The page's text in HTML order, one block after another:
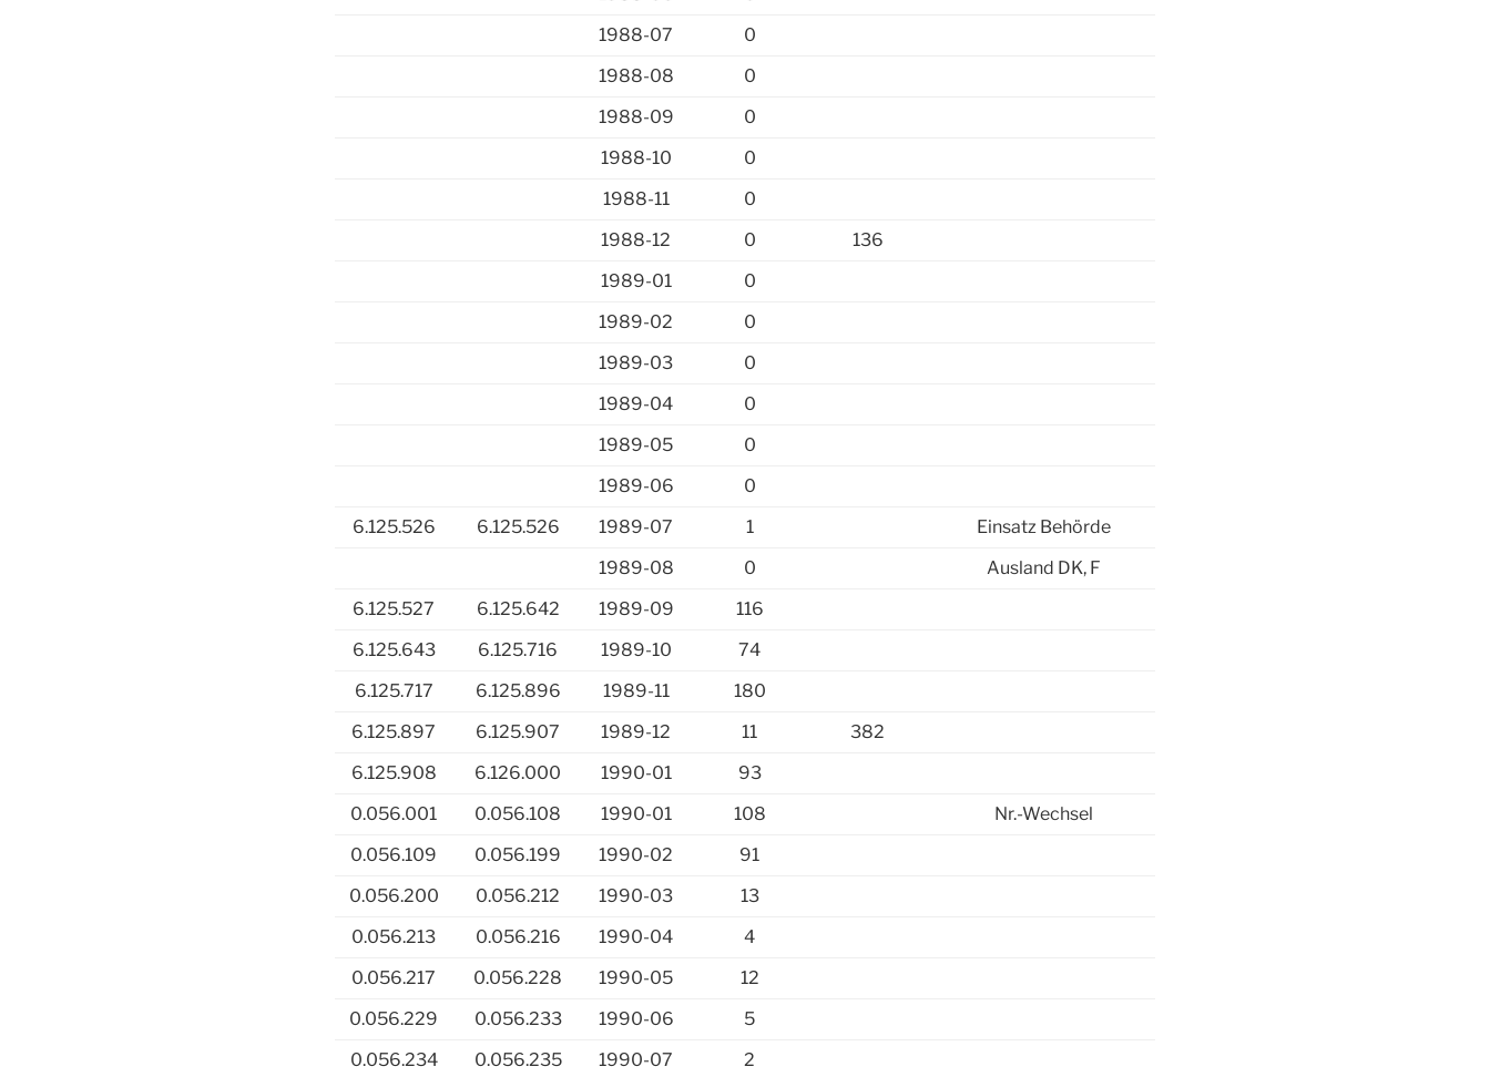
1988-07
0
1988-08
0
1988-09
0
1988-10
0
1988-11
0
1988-12
0
136
1989-01
0
1989-02
0
1989-03
0
1989-04
0
1989-05
0
1989-06
0
6.125.526
6.125.526 1989-07 1
Einsatz Behörde
1989-08
0
Ausland DK, F
6.125.527
6.125.642 1989-09
116
6.125.643
6.125.716 1989-10
74
6.125.717
6.125.896 1989-11
180
6.125.897
6.125.907 1989-12 11
382
6.125.908
6.126.000 1990-01
93
0.056.001
0.056.108 1990-01 108
Nr.-Wechsel
0.056.109
0.056.199 1990-02
91
0.056.200
0.056.212 1990-03
13
0.056.213
0.056.216 1990-04
4
0.056.217
0.056.228 1990-05
12
0.056.229
0.056.233 1990-06
5
0.056.234
0.056.235 1990-07
2